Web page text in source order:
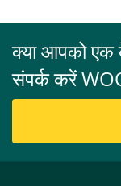
क्या आपको
संपर्क करें